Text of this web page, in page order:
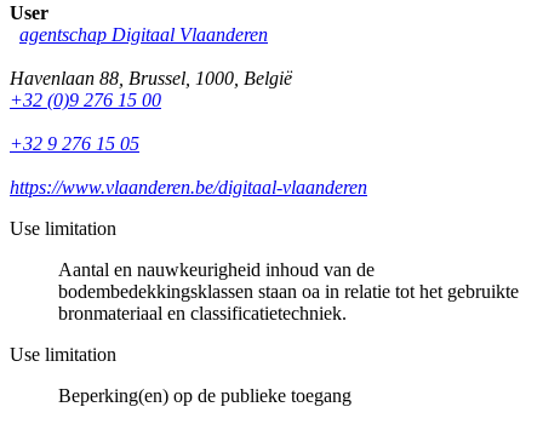
User
agentschap Digitaal Vlaanderen
Havenlaan 88 Brussel 1000 België
+32 (0)9 276 15 00
+32 9 276 15 05
https://www.vlaanderen.be/digitaal-vlaanderen
Use limitation
Aantal en nauwkeurigheid inhoud van de
bodembedekkingsklassen staan oa in relatie tot het gebruikte
bronmateriaal en classificatietechniek.
Use limitation
Beperking(en) op de publieke toegang